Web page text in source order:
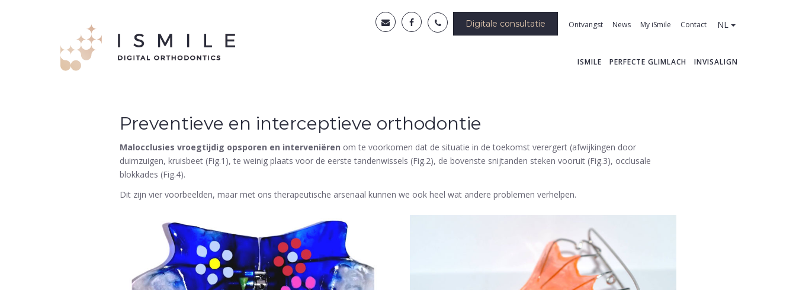
Digitale consultatie NL
Ontvangst News My iSmile Contact
ISMILE PERFECTE GLIMLACH INVISALIGN
Preventieve en interceptieve orthodontie
Malocclusies vroegtijdig opsporen en interveniëren om te voorkomen dat de situatie in de toekomst verergert (afwijkingen door
duimzuigen, kruisbeet (Fig.1), te weinig plaats voor de eerste tandenwissels (Fig.2), de bovenste snijtanden steken vooruit (Fig.3), occlusale
blokkades (Fig.4).
Dit zijn vier voorbeelden, maar met ons therapeutische arsenaal kunnen we ook heel wat andere problemen verhelpen.